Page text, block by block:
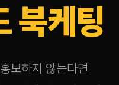
북케팅
보하지 않는다면